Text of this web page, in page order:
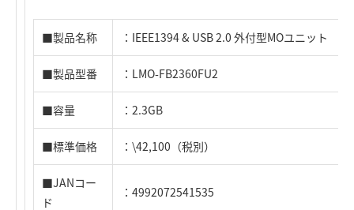
■製品名称 ：IEEE1394 & USB 2.0 外付型MOユニット
■製品型番 ：LMO-FB2360FU2
■容量 ：2.3GB
■標準価格 ：\42,100（税別）
■JANコー
ド
：4992072541535